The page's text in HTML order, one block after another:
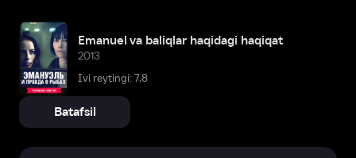
Emanuel va baliqlar haqidagi haqiqat
2013
Ivi reytingi: 7,8
Batafsil